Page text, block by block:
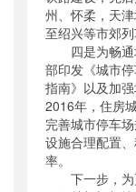
州、怀柔，天
至绍兴等市郊列
四是为畅通
部印发《城市
指南》以及加
2016年，住房
完善城市停车
设施合理配置
率。
下一步，为